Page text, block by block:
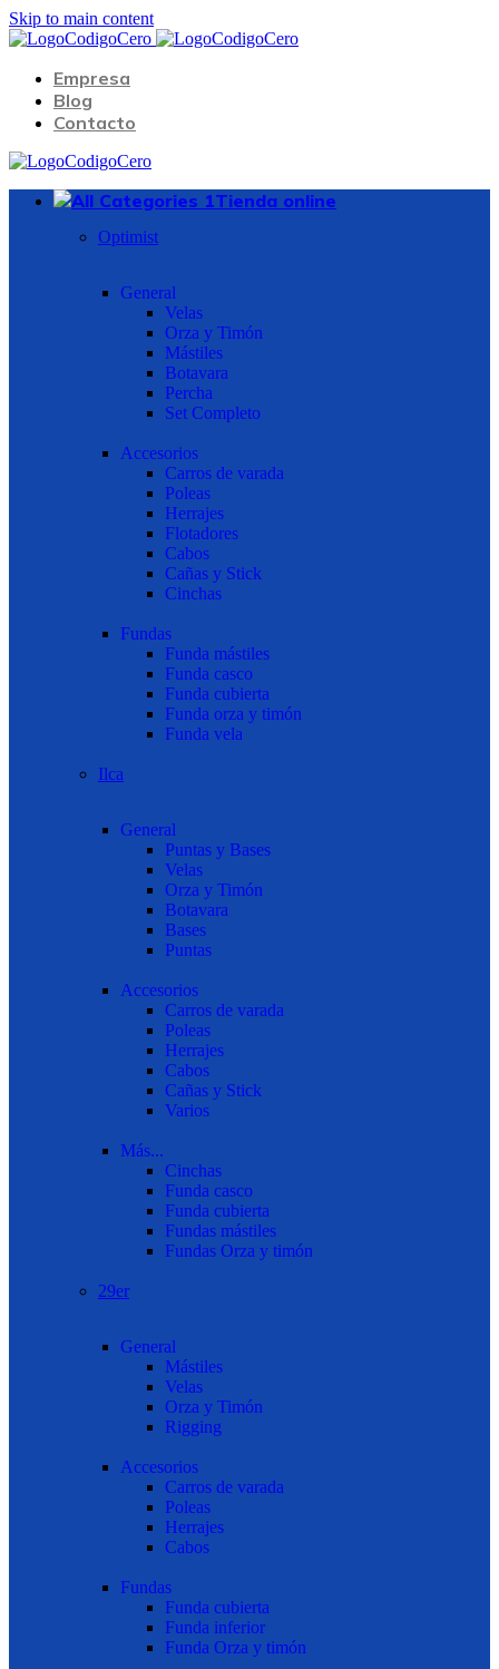
Skip to main content
Empresa
Blog
Contacto
Tienda online
Optimist
General
Velas
Orza y Timón
Mástiles
Botavara
Percha
Set Completo
Accesorios
Carros de varada
Poleas
Herrajes
Flotadores
Cabos
Cañas y Stick
Cinchas
Fundas
Funda mástiles
Funda casco
Funda cubierta
Funda orza y timón
Funda vela
Ilca
General
Puntas y Bases
Velas
Orza y Timón
Botavara
Bases
Puntas
Accesorios
Carros de varada
Poleas
Herrajes
Cabos
Cañas y Stick
Varios
Más...
Cinchas
Funda casco
Funda cubierta
Fundas mástiles
Fundas Orza y timón
29er
General
Mástiles
Velas
Orza y Timón
Rigging
Accesorios
Carros de varada
Poleas
Herrajes
Cabos
Fundas
Funda cubierta
Funda inferior
Funda Orza y timón